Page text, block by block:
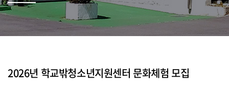
2026년 학교밖청소년지원센터 문화체험 모집